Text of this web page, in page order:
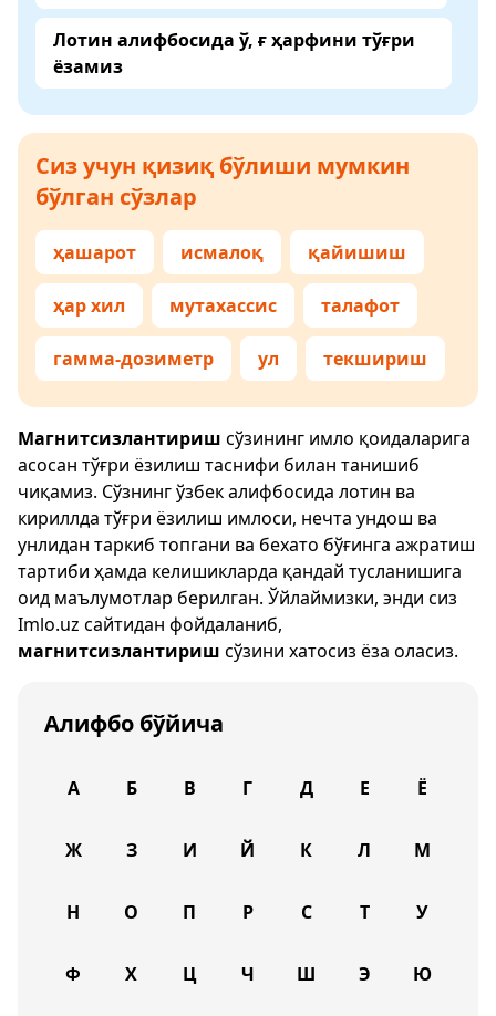
Лотин алифбосида ў, ғ ҳарфини тўғри
ёзамиз
Сиз учун қизиқ бўлиши мумкин
бўлган сўзлар
ҳашарот исмалоқ қайишиш
ҳар хил мутахассис талафот
гамма-дозиметр ул текшириш
Магнитсизлантириш сўзининг имло қоидаларига
асосан тўғри ёзилиш таснифи билан танишиб
чиқамиз. Сўзнинг ўзбек алифбосида лотин ва
кириллда тўғри ёзилиш имлоси, нечта ундош ва
унлидан таркиб топгани ва бехато бўғинга ажратиш
тартиби ҳамда келишикларда қандай тусланишига
оид маълумотлар берилган. Ўйлаймизки, энди сиз
Imlo.uz сайтидан фойдаланиб,
магнитсизлантириш сўзини хатосиз ёза оласиз.
Алифбо бўйича
А Б В Г Д Е Ё
Ж З И Й К Л М
Н О П Р С Т У
Ф Х Ц Ч Ш Э Ю